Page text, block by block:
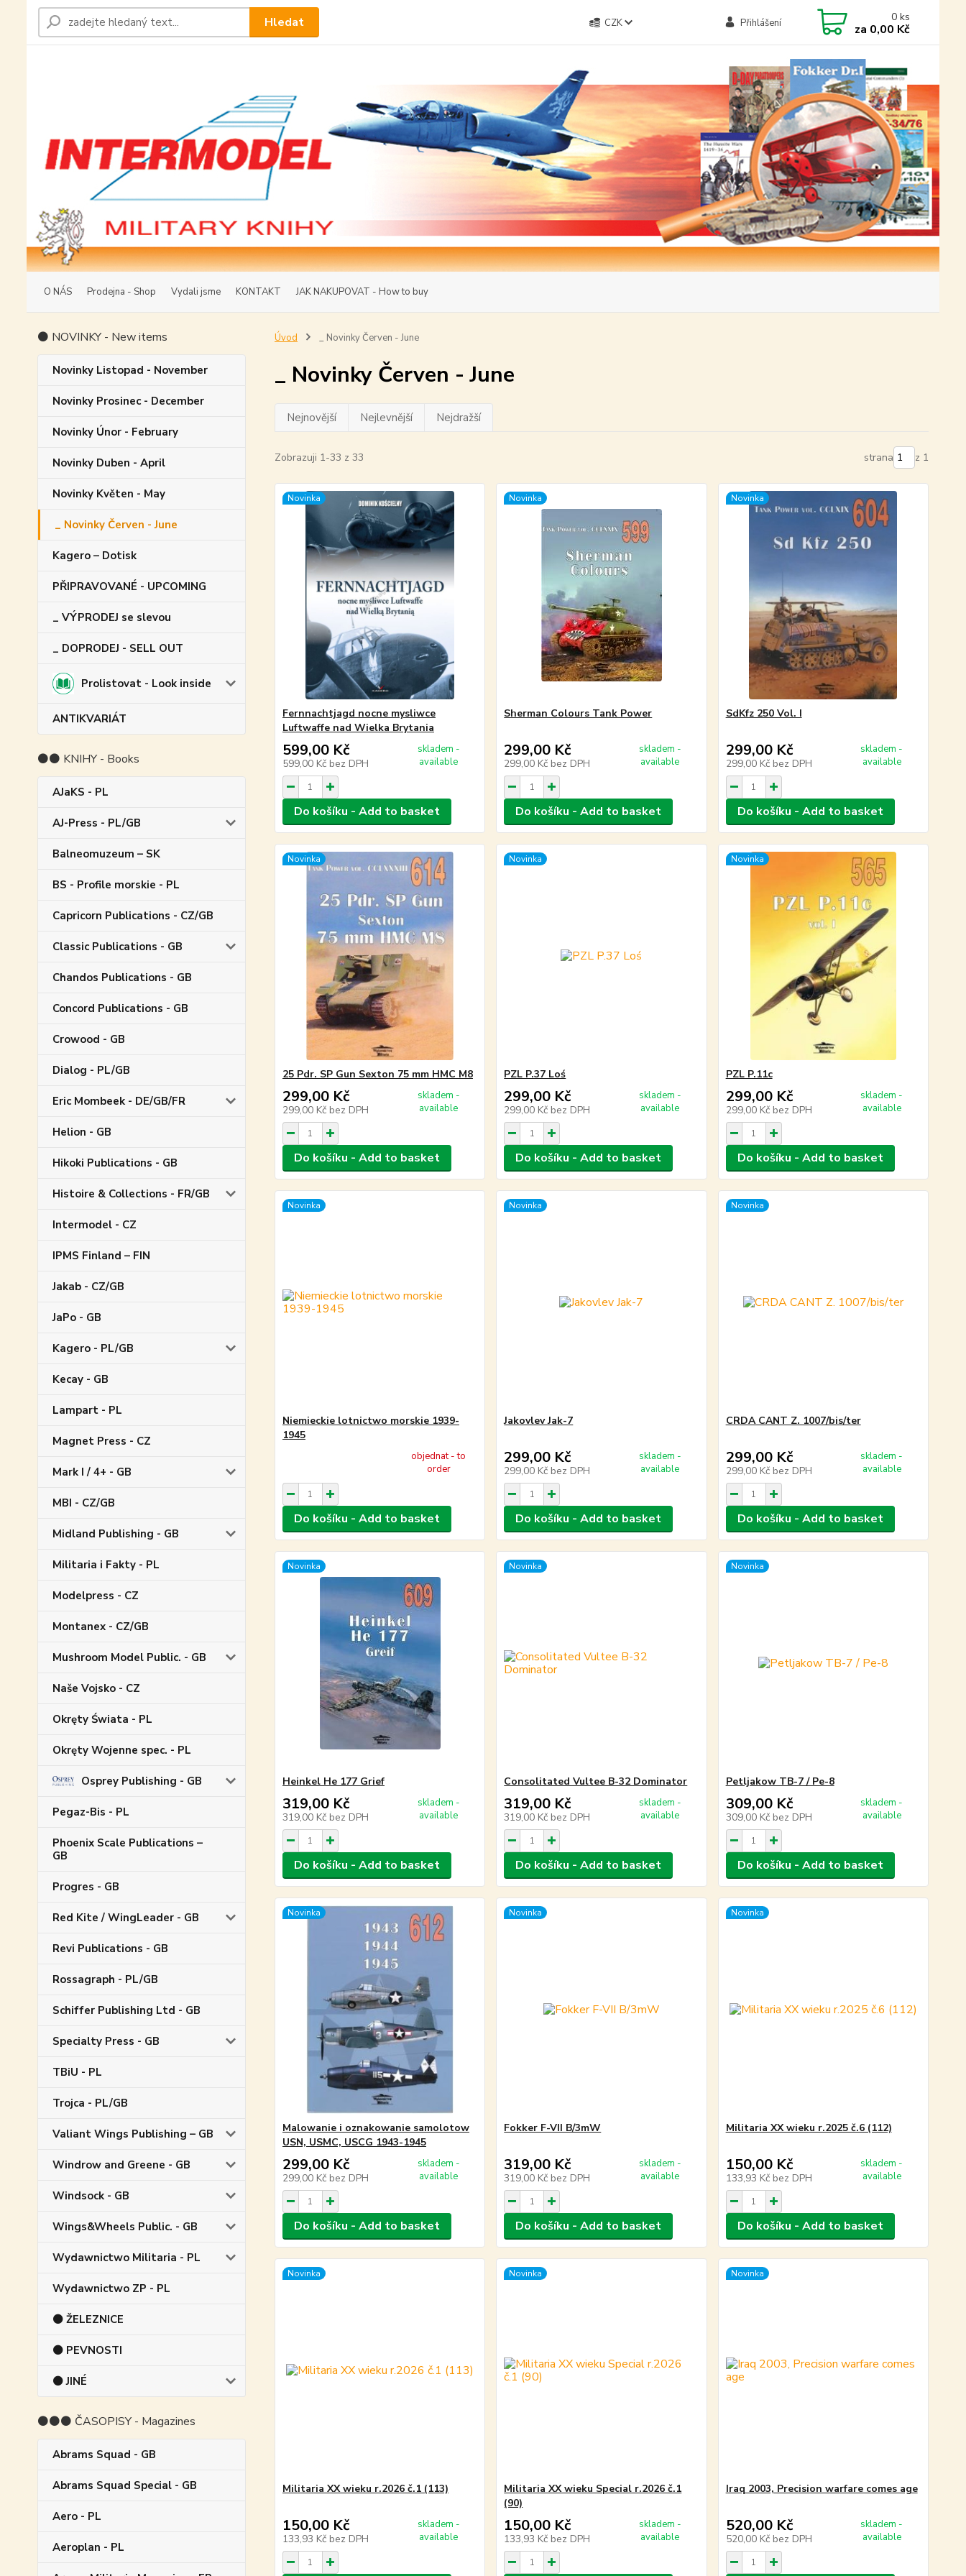
O NÁS Prodejna - Shop Vydali jsme KONTAKT JAK NAKUPOVAT - How to buy
CZK Přihlášení
Hledat 0 ks
za 0,00 Kč
⚫ NOVINKY - New items
Novinky Listopad - November
Novinky Prosinec - December
Novinky Únor - February
Novinky Duben - April
Novinky Květen - May
_ Novinky Červen - June
Kagero – Dotisk
PŘIPRAVOVANÉ - UPCOMING
_ VÝPRODEJ se slevou
_ DOPRODEJ - SELL OUT
Prolistovat - Look inside
ANTIKVARIÁT
⚫⚫ KNIHY - Books
AJaKS - PL
AJ-Press - PL/GB
Balneomuzeum – SK
BS - Profile morskie - PL
Capricorn Publications - CZ/GB
Classic Publications - GB
Chandos Publications - GB
Concord Publications - GB
Crowood - GB
Dialog - PL/GB
Eric Mombeek - DE/GB/FR
Helion - GB
Hikoki Publications - GB
Histoire & Collections - FR/GB
Intermodel - CZ
IPMS Finland – FIN
Jakab - CZ/GB
JaPo - GB
Kagero - PL/GB
Kecay - GB
Lampart - PL
Magnet Press - CZ
Mark I / 4+ - GB
MBI - CZ/GB
Midland Publishing - GB
Militaria i Fakty - PL
Modelpress - CZ
Montanex - CZ/GB
Mushroom Model Public. - GB
Naše Vojsko - CZ
Okręty Świata - PL
Okręty Wojenne spec. - PL
Osprey Publishing - GB
Pegaz-Bis - PL
Phoenix Scale Publications –
GB
Progres - GB
Red Kite / WingLeader - GB
Revi Publications - GB
Rossagraph - PL/GB
Schiffer Publishing Ltd - GB
Specialty Press - GB
TBiU - PL
Trojca - PL/GB
Valiant Wings Publishing – GB
Windrow and Greene - GB
Windsock - GB
Wings&Wheels Public. - GB
Wydawnictwo Militaria - PL
Wydawnictwo ZP - PL
⚫ ŽELEZNICE
⚫ PEVNOSTI
⚫ JINÉ
⚫⚫⚫ ČASOPISY - Magazines
Abrams Squad - GB
Abrams Squad Special - GB
Aero - PL
Aeroplan - PL
Úvod _ Novinky Červen - June
_ Novinky Červen - June
Nejnovější Nejlevnější Nejdražší
Zobrazuji 1-33 z 33 strana z 1
Novinka
Fernnachtjagd nocne mysliwce
Luftwaffe nad Wielka Brytania
599,00 Kč
599,00 Kč bez DPH
skladem -
available
Do košíku - Add to basket
Novinka
Sherman Colours Tank Power
299,00 Kč
299,00 Kč bez DPH
skladem -
available
Do košíku - Add to basket
Novinka
SdKfz 250 Vol. I
299,00 Kč
299,00 Kč bez DPH
skladem -
available
Do košíku - Add to basket
Novinka
25 Pdr. SP Gun Sexton 75 mm HMC M8
299,00 Kč
299,00 Kč bez DPH
skladem -
available
Do košíku - Add to basket
Novinka
PZL P.37 Loś
299,00 Kč
299,00 Kč bez DPH
skladem -
available
Do košíku - Add to basket
Novinka
PZL P.11c
299,00 Kč
299,00 Kč bez DPH
skladem -
available
Do košíku - Add to basket
Novinka
Niemieckie lotnictwo morskie 1939-
1945
objednat - to
order
Do košíku - Add to basket
Novinka
Jakovlev Jak-7
299,00 Kč
299,00 Kč bez DPH
skladem -
available
Do košíku - Add to basket
Novinka
CRDA CANT Z. 1007/bis/ter
299,00 Kč
299,00 Kč bez DPH
skladem -
available
Do košíku - Add to basket
Novinka
Heinkel He 177 Grief
319,00 Kč
319,00 Kč bez DPH
skladem -
available
Do košíku - Add to basket
Novinka
Consolitated Vultee B-32 Dominator
319,00 Kč
319,00 Kč bez DPH
skladem -
available
Do košíku - Add to basket
Novinka
Petljakow TB-7 / Pe-8
309,00 Kč
309,00 Kč bez DPH
skladem -
available
Do košíku - Add to basket
Novinka
Malowanie i oznakowanie samolotow
USN, USMC, USCG 1943-1945
299,00 Kč
299,00 Kč bez DPH
skladem -
available
Do košíku - Add to basket
Novinka
Fokker F-VII B/3mW
319,00 Kč
319,00 Kč bez DPH
skladem -
available
Do košíku - Add to basket
Novinka
Militaria XX wieku r.2025 č.6 (112)
150,00 Kč
133,93 Kč bez DPH
skladem -
available
Do košíku - Add to basket
Novinka
Militaria XX wieku r.2026 č.1 (113)
150,00 Kč
133,93 Kč bez DPH
skladem -
available
Novinka
Militaria XX wieku Special r.2026 č.1
(90)
150,00 Kč
133,93 Kč bez DPH
skladem -
available
Novinka
Iraq 2003, Precision warfare comes age
520,00 Kč
520,00 Kč bez DPH
skladem -
available